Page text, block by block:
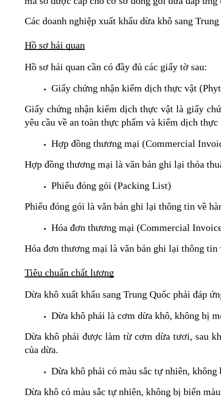
Các doanh nghiệp xuất khẩu dừa khô sang
Hồ sơ hải quan
Hồ sơ hải quan cần có đầy đủ các giấy tờ sau:
Giấy chứng nhận kiểm dịch thực vật
Giấy chứng nhận kiểm dịch thực vật là giấy
yêu cầu về an toàn thực phẩm và kiểm dịch thực
Hợp đồng thương mại (Commercial
Hợp đồng thương mại là văn bản ghi lại thỏa
Phiếu đóng gói (Packing List)
Phiếu đóng gói là văn bản ghi lại thông tin về
Hóa đơn thương mại (Commercial
Hóa đơn thương mại là văn bản ghi lại thông tin
Tiêu chuẩn chất lượng
Dừa khô xuất khẩu sang Trung Quốc phải đáp
Dừa khô phải là cơm dừa khô, không bị
Dừa khô phải được làm từ cơm dừa tươi, sau
của dừa.
Dừa khô phải có màu sắc tự nhiên, không
Dừa khô có màu sắc tự nhiên, không bị biến